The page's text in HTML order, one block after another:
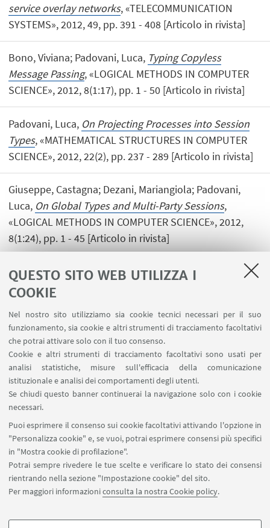
QUESTO SITO WEB UTILIZZA I
COOKIE
Nel nostro sito utilizziamo sia cookie tecnici necessari per il suo
funzionamento, sia cookie e altri strumenti di tracciamento facoltativi
che potrai attivare solo con il tuo consenso.
Cookie e altri strumenti di tracciamento facoltativi sono usati per
analisi statistiche, misure sull'efficacia della comunicazione
istituzionale e analisi dei comportamenti degli utenti.
Se chiudi questo banner continuerai la navigazione solo con i cookie
necessari.
Puoi esprimere il consenso sui cookie facoltativi attivando l'opzione in
"Personalizza cookie" e, se vuoi, potrai esprimere consensi più specifici
in "Mostra cookie di profilazione".
Potrai sempre rivedere le tue scelte e verificare lo stato dei consensi
rientrando nella sezione "Impostazione cookie" del sito.
Per maggiori informazioniconsulta la nostra Cookie policy.
service overlay networks, «TELECOMMUNICATION
SYSTEMS», 2012, 49, pp. 391 - 408 [Articolo in rivista]
Bono, Viviana; Padovani, Luca, Typing Copyless
Message Passing, «LOGICAL METHODS IN COMPUTER
SCIENCE», 2012, 8(1:17), pp. 1 - 50 [Articolo in rivista]
Padovani, Luca, On Projecting Processes into Session
Types, «MATHEMATICAL STRUCTURES IN COMPUTER
SCIENCE», 2012, 22(2), pp. 237 - 289 [Articolo in rivista]
Giuseppe, Castagna; Dezani, Mariangiola; Padovani,
Luca, On Global Types and Multi-Party Sessions,
«LOGICAL METHODS IN COMPUTER SCIENCE», 2012,
8(1:24), pp. 1 - 45 [Articolo in rivista]
LINK UTILI
Area riservata
SEGUI UNIBO SU:
APP: